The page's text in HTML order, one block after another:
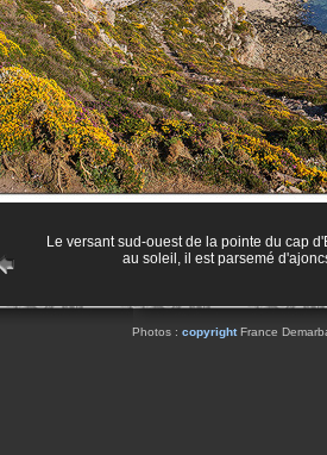
Le versant sud-ouest de la pointe du cap
au soleil, il est parsemé
Photos : copyrightFrance